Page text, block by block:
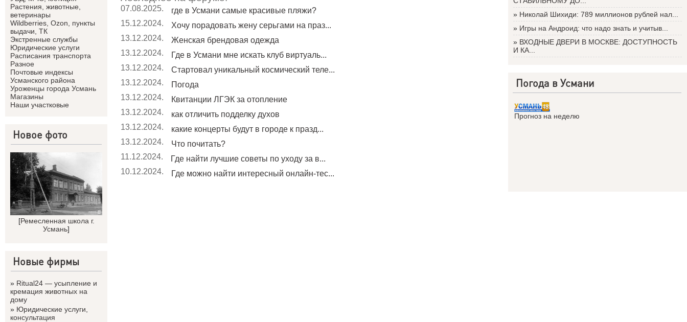
Растения, животные,
ветеринары
Wildberries, Ozon, пункты
выдачи, ТК
Экстренные службы
Юридические услуги
Расписания транспорта
Разное
Почтовые индексы
Усманского района
Уроженцы города Усмань
Магазины
Наши участковые
Новое фото
[Ремесленная школа г.
Усмань]
Новые фирмы
» Ritual24 — усыпление и
кремация животных на
дому
» Юридические услуги,
консультация
07.08.2025.
где в Усмани самые красивые пляжи?
15.12.2024.
Хочу порадовать жену серьгами на праз...
13.12.2024.
Женская брендовая одежда
13.12.2024.
Где в Усмани мне искать клуб виртуаль...
13.12.2024.
Стартовал уникальный космический теле...
13.12.2024.
Погода
13.12.2024.
Квитанции ЛГЭК за отопление
13.12.2024.
как отличить подделку духов
13.12.2024.
какие концерты будут в городе к празд...
13.12.2024.
Что почитать?
11.12.2024.
Где найти лучшие советы по уходу за в...
10.12.2024.
Где можно найти интересный онлайн-тес...
» Николай Шихиди: 789 миллионов рублей нал...
» Игры на Андроид: что надо знать и учитыв...
» ВХОДНЫЕ ДВЕРИ В МОСКВЕ: ДОСТУПНОСТЬ
И КА...
Погода в Усмани
Прогноз на неделю